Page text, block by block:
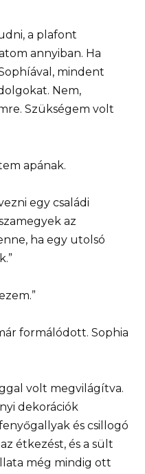
a plafont
annyiban. Ha
mindent
Nem,
Szükségem volt
apának.
egy családi
az
ha egy utolsó
formálódott. Sophia
volt megvilágítva.
dekorációk
és csillogó
étkezést, és a sült
még mindig ott